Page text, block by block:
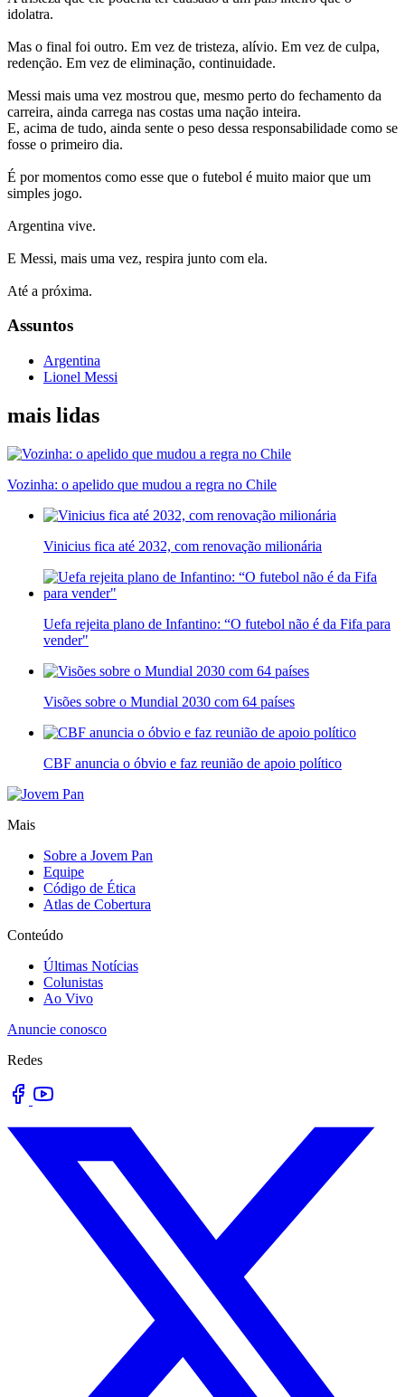
idolatra.
Mas o final foi outro. Em vez de tristeza, alívio. Em vez de culpa,
redenção. Em vez de eliminação, continuidade.
Messi mais uma vez mostrou que, mesmo perto do fechamento da
carreira, ainda carrega nas costas uma nação inteira.
E, acima de tudo, ainda sente o peso dessa responsabilidade como se
fosse o primeiro dia.
É por momentos como esse que o futebol é muito maior que um
simples jogo.
Argentina vive.
E Messi, mais uma vez, respira junto com ela.
Até a próxima.
Assuntos
Argentina
Lionel Messi
mais lidas
Vozinha: o apelido que mudou a regra no Chile
Vinicius fica até 2032, com renovação milionária
Uefa rejeita plano de Infantino: “O futebol não é da Fifa para
vender"
Visões sobre o Mundial 2030 com 64 países
CBF anuncia o óbvio e faz reunião de apoio político
Mais
Sobre a Jovem Pan
Equipe
Código de Ética
Atlas de Cobertura
Conteúdo
Últimas Notícias
Colunistas
Ao Vivo
Anuncie conosco
Redes